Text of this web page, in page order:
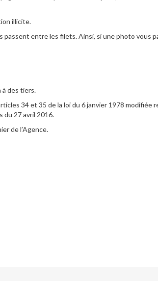
illicite.
entre les filets. Ainsi, si une photo vous
à des tiers.
34 et 35 de la loi du 6 janvier 1978 modifiée
du 27 avril 2016.
de l’Agence.